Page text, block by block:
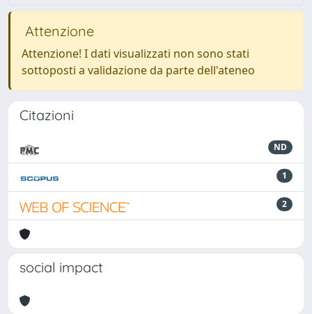
Attenzione
Attenzione! I dati visualizzati non sono stati
sottoposti a validazione da parte dell'ateneo
Citazioni
ND
1
2
social impact